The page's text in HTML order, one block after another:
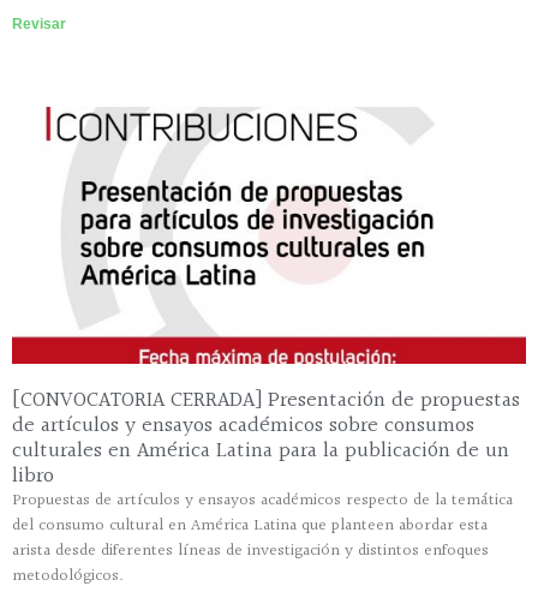
Revisar
[CONVOCATORIA CERRADA] Presentación de propuestas
de artículos y ensayos académicos sobre consumos
culturales en América Latina para la publicación de un
libro
Propuestas de artículos y ensayos académicos respecto de la temática
del consumo cultural en América Latina que planteen abordar esta
arista desde diferentes líneas de investigación y distintos enfoques
metodológicos.